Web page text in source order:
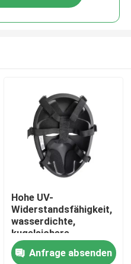
Hohe UV-
Widerstandsfähigkeit,
wasserdichte,
kugelsichere
Ausrüstung für einen
beispiellosen Schutz
Anfrage absenden